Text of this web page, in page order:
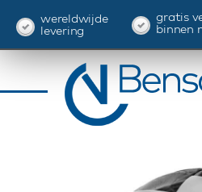
wereldwijde
levering
gratis
binnen